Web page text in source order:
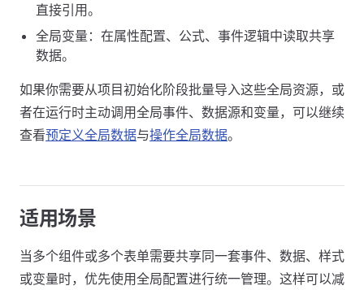
直接引用。
全局变量：在属性配置、公式、事件逻辑中读取共享
数据。
如果你需要从项目初始化阶段批量导入这些全局资源，或
者在运行时主动调用全局事件、数据源和变量，可以继续
查看预定义全局数据与操作全局数据。
适用场景
当多个组件或多个表单需要共享同一套事件、数据、样式
或变量时，优先使用全局配置进行统一管理。这样可以减